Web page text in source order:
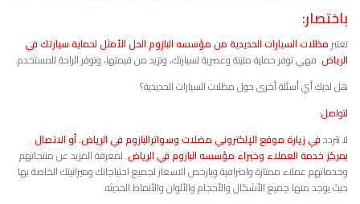
باختصار:
تعتبرمظلات السيارات الحديدية من مؤسسه البازوم الحل الأمثل لحماية سيارتك في
الرياض. فهي توفر حماية متينة وعصرية لسيارتك، وتزيد من قيمتها، وتوفر الراحة للمستخدم.
هل لديك أي أسئلة أخرى حول مظلات السيارات الحديدية؟
لتواصل:
لا تترددفي زيارة موقع الإلكتروني مضلات وسواترالبازوم في الرياض. أو الاتصال
بمركز خدمة العملاء وخبراء مؤسسه البازوم في الرياض.لمعرفة المزيد عن منتجاتهم
وخدماتهم.عملاء ممتازة واحترافية.وبارخص الاسعار لجميع احتياجاتك وميزانيتك الخاصة بها
حيث يوجد منها جميع الأشكال والأحجام والألوان والأنماط الحديثه.